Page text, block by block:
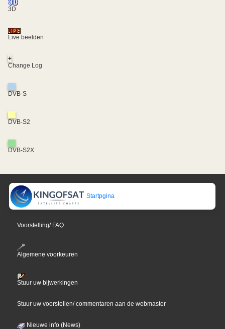
3D
Live beelden
+
Change Log
DVB-S
DVB-S2
DVB-S2X
Startpgina
Voorstelling/ FAQ
Algemene voorkeuren
Stuur uw bijwerkingen
Stuur uw voorstellen/ commentaren aan de webmaster
Nieuwe info (News)